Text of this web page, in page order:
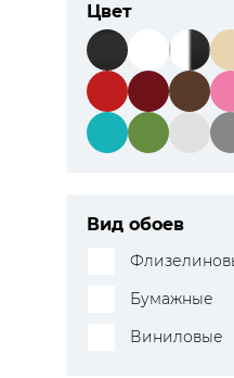
Цвет
Вид обоев
Бумажные
Виниловые